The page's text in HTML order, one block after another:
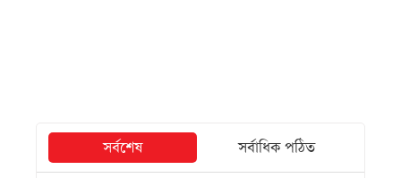
সর্বশেষ
সর্বাধিক পঠিত